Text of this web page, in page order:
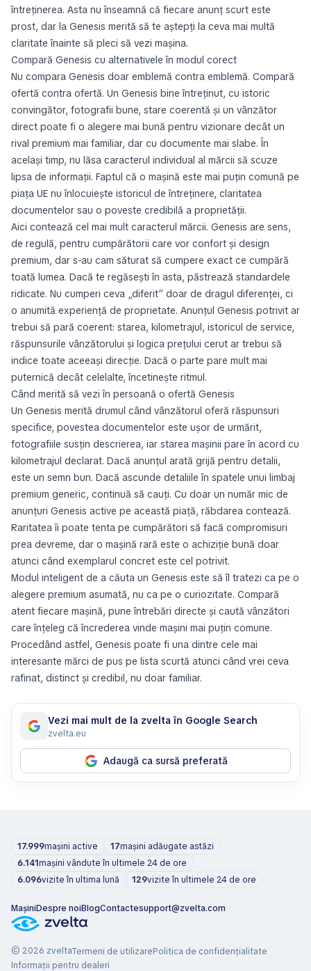
întreținerea. Asta nu înseamnă că fiecare anunț scurt este
prost, dar la Genesis merită să te aștepți la ceva mai multă
claritate înainte să pleci să vezi mașina.
Compară Genesis cu alternativele în modul corect
Nu compara Genesis doar emblemă contra emblemă. Compară
ofertă contra ofertă. Un Genesis bine întreținut, cu istoric
convingător, fotografii bune, stare coerentă și un vânzător
direct poate fi o alegere mai bună pentru vizionare decât un
rival premium mai familiar, dar cu documente mai slabe. În
același timp, nu lăsa caracterul individual al mărcii să scuze
lipsa de informații. Faptul că o mașină este mai puțin comună pe
piața UE nu înlocuiește istoricul de întreținere, claritatea
documentelor sau o poveste credibilă a proprietății.
Aici contează cel mai mult caracterul mărcii. Genesis are sens,
de regulă, pentru cumpărătorii care vor confort și design
premium, dar s-au cam săturat să cumpere exact ce cumpără
toată lumea. Dacă te regăsești în asta, păstrează standardele
ridicate. Nu cumperi ceva „diferit” doar de dragul diferenței, ci
o anumită experiență de proprietate. Anunțul Genesis potrivit ar
trebui să pară coerent: starea, kilometrajul, istoricul de service,
răspunsurile vânzătorului și logica prețului cerut ar trebui să
indice toate aceeași direcție. Dacă o parte pare mult mai
puternică decât celelalte, încetinește ritmul.
Când merită să vezi în persoană o ofertă Genesis
Un Genesis merită drumul când vânzătorul oferă răspunsuri
specifice, povestea documentelor este ușor de urmărit,
fotografiile susțin descrierea, iar starea mașinii pare în acord cu
kilometrajul declarat. Dacă anunțul arată grijă pentru detalii,
este un semn bun. Dacă ascunde detaliile în spatele unui limbaj
premium generic, continuă să cauți. Cu doar un număr mic de
anunțuri Genesis active pe această piață, răbdarea contează.
Raritatea îi poate tenta pe cumpărători să facă compromisuri
prea devreme, dar o mașină rară este o achiziție bună doar
atunci când exemplarul concret este cel potrivit.
Modul inteligent de a căuta un Genesis este să îl tratezi ca pe o
alegere premium asumată, nu ca pe o curiozitate. Compară
atent fiecare mașină, pune întrebări directe și caută vânzători
care înțeleg că încrederea vinde mașini mai puțin comune.
Procedând astfel, Genesis poate fi una dintre cele mai
interesante mărci de pus pe lista scurtă atunci când vrei ceva
rafinat, distinct și credibil, nu doar familiar.
Vezi mai mult de la zvelta în Google Search
zvelta.eu
Adaugă ca sursă preferată
17.999mașini active 17mașini adăugate astăzi
6.141mașini vândute în ultimele 24 de ore
6.096vizite în ultima lună 129vizite în ultimele 24 de ore
MașiniDespre noiBlogContactesupport@zvelta.com
© 2026 zveltaTermeni de utilizarePolitica de confidențialitate
Informații pentru dealeri